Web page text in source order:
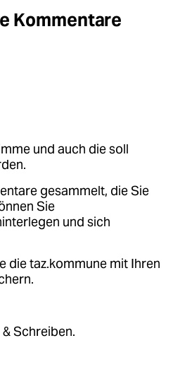
Kommentare
und auch die soll
gesammelt, die Sie
Sie
und sich
die taz.kommune mit Ihren
Schreiben.